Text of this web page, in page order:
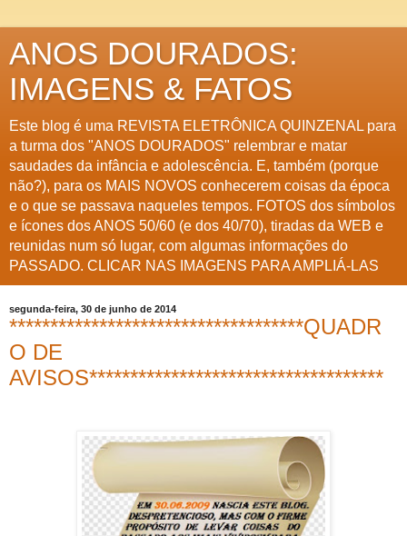
ANOS DOURADOS:
IMAGENS & FATOS
Este blog é uma REVISTA ELETRÔNICA QUINZENAL para
a turma dos "ANOS DOURADOS" relembrar e matar
saudades da infância e adolescência. E, também (porque
não?), para os MAIS NOVOS conhecerem coisas da época
e o que se passava naqueles tempos. FOTOS dos símbolos
e ícones dos ANOS 50/60 (e dos 40/70), tiradas da WEB e
reunidas num só lugar, com algumas informações do
PASSADO. CLICAR NAS IMAGENS PARA AMPLIÁ-LAS
segunda-feira, 30 de junho de 2014
************************************QUADR
O DE
AVISOS************************************